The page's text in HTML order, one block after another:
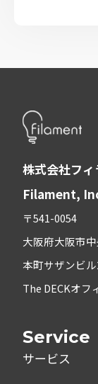
株式会社フィ
Filament,
〒541-0054
大阪府大阪市
本町サザンビ
The DECKオフ
Service
サービス